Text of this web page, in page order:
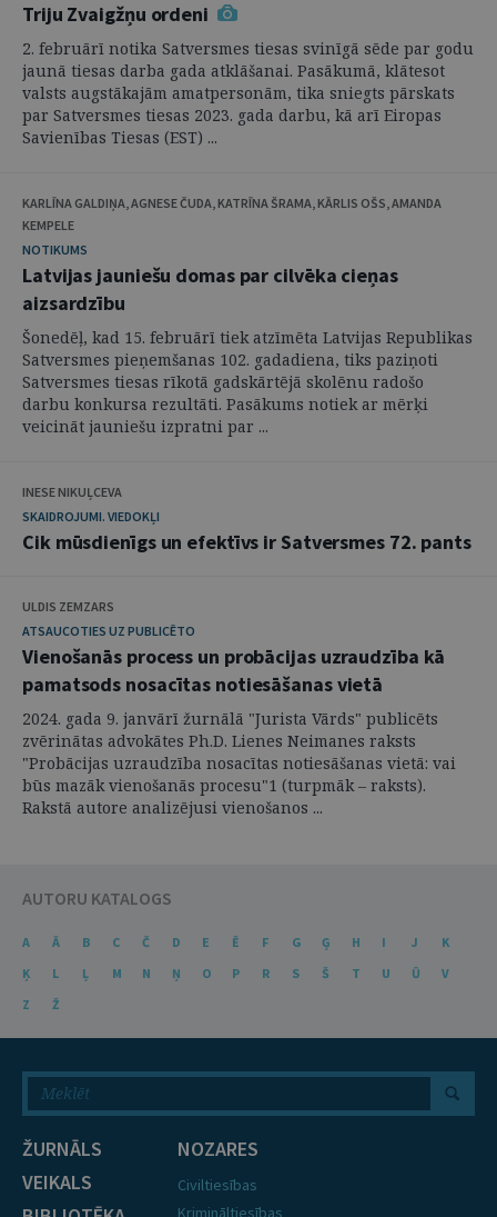
Triju Zvaigžņu ordeni
2. februārī notika Satversmes tiesas svinīgā sēde par godu
jaunā tiesas darba gada atklāšanai. Pasākumā, klātesot
valsts augstākajām amatpersonām, tika sniegts pārskats
par Satversmes tiesas 2023. gada darbu, kā arī Eiropas
Savienības Tiesas (EST) ...
KARLĪNA GALDIŅA, AGNESE ČUDA, KATRĪNA ŠRAMA, KĀRLIS OŠS, AMANDA
KEMPELE
NOTIKUMS
Latvijas jauniešu domas par cilvēka cieņas
aizsardzību
Šonedēļ, kad 15. februārī tiek atzīmēta Latvijas Republikas
Satversmes pieņemšanas 102. gadadiena, tiks paziņoti
Satversmes tiesas rīkotā gadskārtējā skolēnu radošo
darbu konkursa rezultāti. Pasākums notiek ar mērķi
veicināt jauniešu izpratni par ...
INESE NIKUĻCEVA
SKAIDROJUMI. VIEDOKĻI
Cik mūsdienīgs un efektīvs ir Satversmes 72. pants
ULDIS ZEMZARS
ATSAUCOTIES UZ PUBLICĒTO
Vienošanās process un probācijas uzraudzība kā
pamatsods nosacītas notiesāšanas vietā
2024. gada 9. janvārī žurnālā "Jurista Vārds" publicēts
zvērinātas advokātes Ph.D. Lienes Neimanes raksts
"Probācijas uzraudzība nosacītas notiesāšanas vietā: vai
būs mazāk vienošanās procesu"1 (turpmāk – raksts).
Rakstā autore analizējusi vienošanos ...
AUTORU KATALOGS
A Ā B C Č D E Ē F G Ģ H I J
K
Ķ
L Ļ M N Ņ O P R S Š T U Ū
V
Z
Ž
ŽURNĀLS
VEIKALS
NOZARES
Civiltiesības
Krimināltiesības